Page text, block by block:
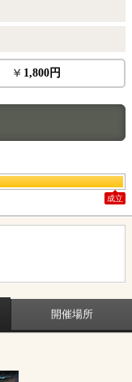
1,800円
成立
開催場所